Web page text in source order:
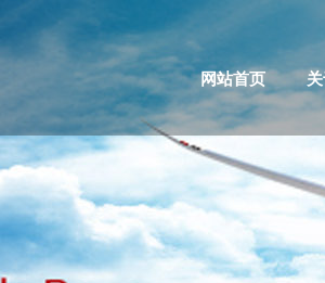
网站首页